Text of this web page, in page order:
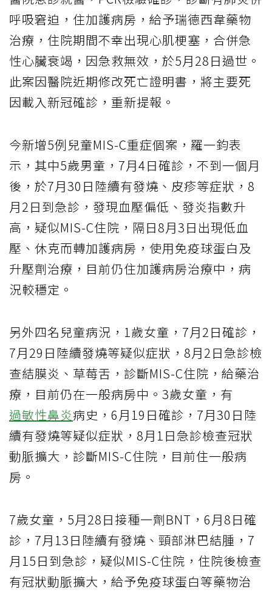
呼吸窘迫，住加護病房，給予瑞德西韋藥物
治療，住院期間不幸出現心肌梗塞，合併急
性心臟衰竭，因急救無效，於5月28日過世。
此案因醫院近期修改死亡證明書，將主要死
因載入新冠確診，重新提報。
今新增5例兒童MIS-C重症個案，羅一鈞表
示，其中5歲男童，7月4日確診，不到一個月
後，於7月30日陸續有發燒、皮疹等症狀，8
月2日到急診，發現血壓偏低、發炎指數升
高，疑似MIS-C住院，隔日8月3日出現低血
壓、休克而轉加護病房，使用免疫球蛋白及
升壓劑治療，目前仍住加護病房治療中，病
況較穩定。
另外四名兒童病況，1歲女童，7月2日確診，
7月29日陸續發燒等疑似症狀，8月2日急診檢
查結膜炎、草莓舌，診斷MIS-C住院，給藥治
療，目前仍在一般病房中。3歲女童，有
過敏性鼻炎病史，6月19日確診，7月30日陸
續有發燒等疑似症狀，8月1日急診檢查冠狀
動脈擴大，診斷MIS-C住院，目前住一般病
房。
7歲女童，5月28日接種一劑BNT，6月8日確
診，7月13日陸續有發燒、頸部淋巴結腫，7
月15日到急診，疑似MIS-C住院，住院後檢查
有冠狀動脈擴大，給予免疫球蛋白等藥物治